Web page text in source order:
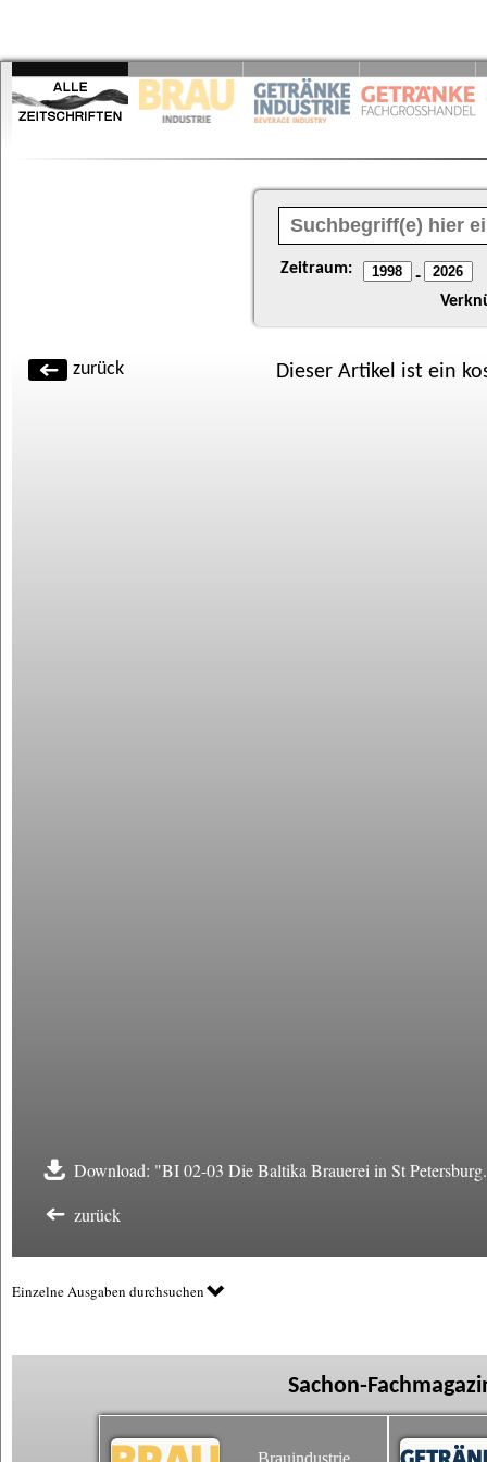
Zeitraum: -
zurück Dieser Artikel ist ein
Download: "BI 02-03 Die Baltika Brauerei in St
zurück
Einzelne Ausgaben durchsuchen
Sachon-
Brauindustrie